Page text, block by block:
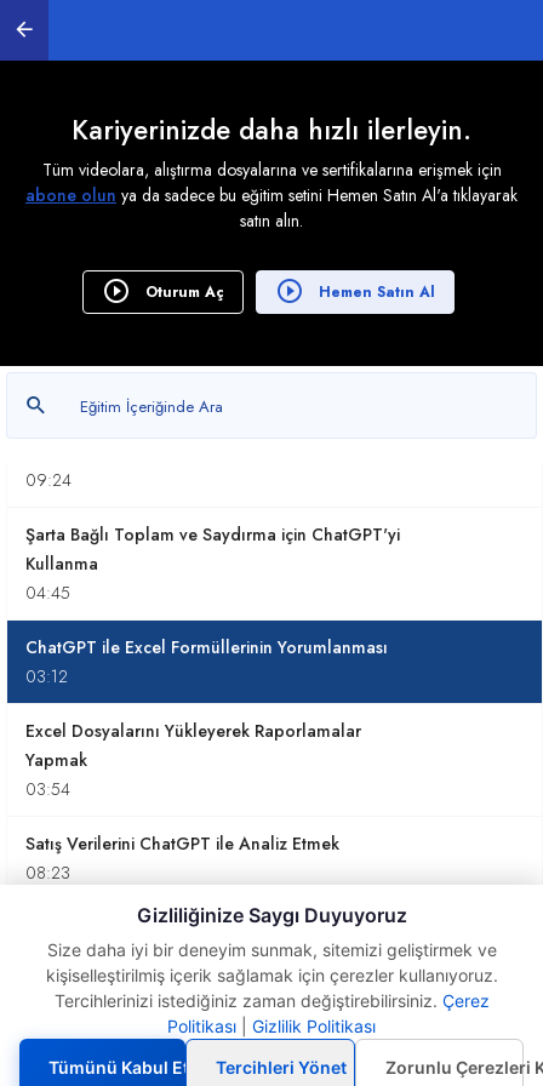
Kariyerinizde daha hızlı ilerleyin.
Tüm videolara, alıştırma dosyalarına ve sertifikalarına erişmek için
abone olun ya da sadece bu eğitim setini Hemen Satın Al'a tıklayarak
satın alın.
Oturum Aç Hemen Satın Al
1. ChatGPT ve Excel ile Veri Analizi
0/ 16
2. ChatGPT Ücretli Versiyonu ile İşlemler Yapmak
Yapay Zeka ile Cinsiyet Tahmini Yapmak
06:20
09:24
Şarta Bağlı Toplam ve Saydırma için ChatGPT'yi
Kullanma
04:45
ChatGPT ile Excel Formüllerinin Yorumlanması
03:12
Excel Dosyalarını Yükleyerek Raporlamalar
Yapmak
03:54
Satış Verilerini ChatGPT ile Analiz Etmek
08:23
Excel'de Şarta Bağlı Satır Silme İşlemleri için
ChatGPT Kullanımı
02:31
ChatGPT ile Listelerden Raporlama ve Sunum
Hazırlama
Formüllerinin
Yorumlanması
Gizliliğinize Saygı Duyuyoruz
Size daha iyi bir deneyim sunmak, sitemizi geliştirmek ve
kişiselleştirilmiş içerik sağlamak için çerezler kullanıyoruz.
Tercihlerinizi istediğiniz zaman değiştirebilirsiniz. Çerez
Politikası
Gizlilik Politikası
Tümünü Kabul Et
Tercihleri Yönet Zorunlu Çerezleri